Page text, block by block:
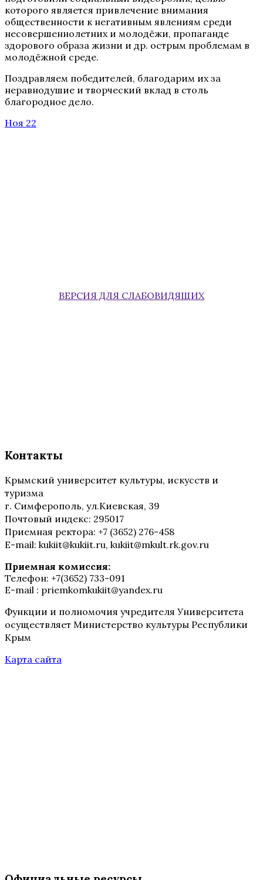
которого является привлечение внимания
общественности к негативным явлениям среди
несовершеннолетних и молодёжи, пропаганде
здорового образа жизни и др. острым проблемам в
молодёжной среде.
Поздравляем победителей, благодарим их за
неравнодушие и творческий вклад в столь
благородное дело.
Ноя 22
ВЕРСИЯ ДЛЯ СЛАБОВИДЯЩИХ
Контакты
Крымский университет культуры, искусств и
туризма
г. Симферополь, ул.Киевская, 39
Почтовый индекс: 295017
Приемная ректора: +7 (3652) 276-458
E-mail: kukiit@kukiit.ru, kukiit@mkult.rk.gov.ru
Приемная комиссия:
Телефон: +7(3652) 733-091
E-mail : priemkomkukiit@yandex.ru
Функции и полномочия учредителя Университета
осуществляет Министерство культуры Республики
Крым
Карта сайта